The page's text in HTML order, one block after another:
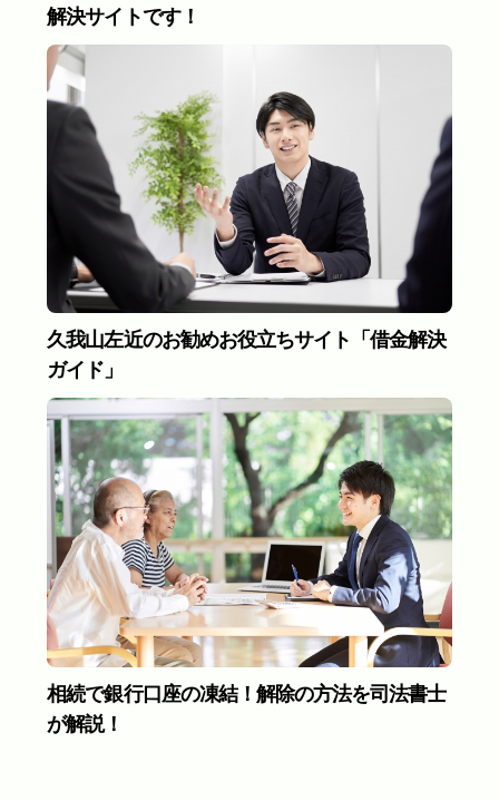
解決サイトです！
久我山左近のお勧めお役立ちサイト「借金解決
ガイド」
相続で銀行口座の凍結！解除の方法を司法書士
が解説！